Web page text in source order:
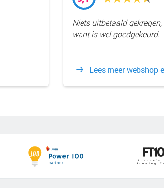
Niets uitbetaald
want is wel goedgekeurd.
Lees meer webshop